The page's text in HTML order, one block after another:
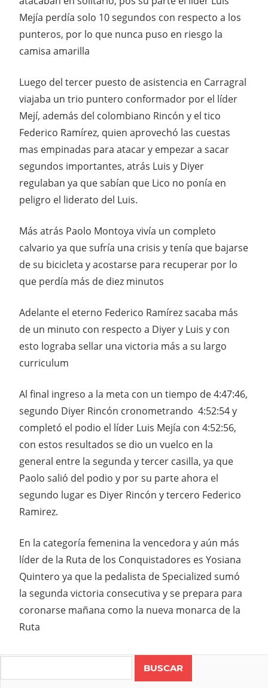
Mejía perdía solo 10 segundos con respecto a los
punteros, por lo que nunca puso en riesgo la
camisa amarilla
Luego del tercer puesto de asistencia en Carragral
viajaba un trio puntero conformador por el líder
Mejí, además del colombiano Rincón y el tico
Federico Ramírez, quien aprovechó las cuestas
mas empinadas para atacar y empezar a sacar
segundos importantes, atrás Luis y Diyer
regulaban ya que sabían que Lico no ponía en
peligro el liderato del Luis.
Más atrás Paolo Montoya vivía un completo
calvario ya que sufría una crisis y tenía que bajarse
de su bicicleta y acostarse para recuperar por lo
que perdía más de diez minutos
Adelante el eterno Federico Ramírez sacaba más
de un minuto con respecto a Diyer y Luis y con
esto lograba sellar una victoria más a su largo
curriculum
Al final ingreso a la meta con un tiempo de 4:47:46,
segundo Diyer Rincón cronometrando 4:52:54 y
completó el podio el líder Luis Mejía con 4:52:56,
con estos resultados se dio un vuelco en la
general entre la segunda y tercer casilla, ya que
Paolo salió del podio y por su parte ahora el
segundo lugar es Diyer Rincón y tercero Federico
Ramirez.
En la categoría femenina la vencedora y aún más
líder de la Ruta de los Conquistadores es Yosiana
Quintero ya que la pedalista de Specialized sumó
la segunda victoria consecutiva y se prepara para
coronarse mañana como la nueva monarca de la
Ruta